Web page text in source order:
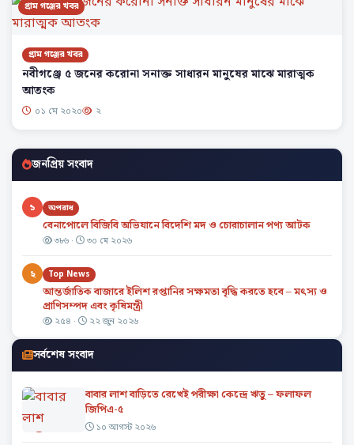
গ্রাম গঞ্জের খবর
গ্রাম গঞ্জের খবর
নবীগঞ্জে ৫ জনের করোনা সনাক্ত সাধারন মানুষের মাঝে মারাত্মক
আতংক
০১ মে ২০২০ ২
জনপ্রিয় সংবাদ
১ অপরাধ
বেনাপোলে বিজিবি অভিযানে বিদেশি মদ ও চোরাচালান পণ্য আটক
৩৮৬ · ৩০ মে ২০২৬
২ Top News
আন্তর্জাতিক বাজারে ইলিশ রপ্তানির সক্ষমতা বৃদ্ধি করতে হবে – মৎস্য ও
প্রাণিসম্পদ এবং কৃষিমন্ত্রী
২৫৪ · ২২ জুন ২০২৬
সর্বশেষ সংবাদ
বাবার লাশ বাড়িতে রেখেই পরীক্ষা কেন্দ্রে ঋতু – ফলাফল
জিপিএ-৫
১০ আগস্ট ২০২৬